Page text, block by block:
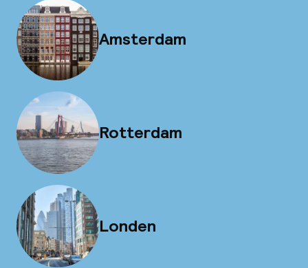
Amsterdam
Rotterdam
Londen